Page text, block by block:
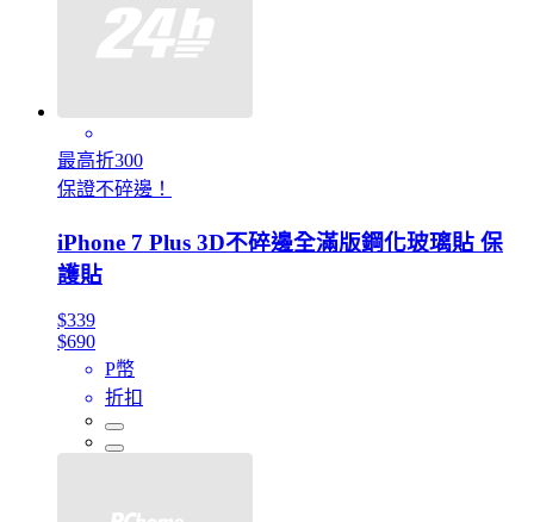
最高折300
保證不碎邊！
iPhone 7 Plus 3D不碎邊全滿版鋼化玻璃貼 保
護貼
$339
$690
P幣
折扣